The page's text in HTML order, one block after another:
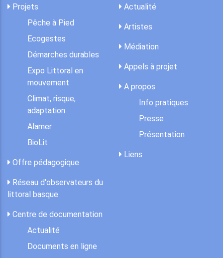
Projets
Pêche à Pied
Ecogestes
Démarches durables
Expo Littoral en
mouvement
Climat, risque,
adaptation
Alamer
BioLit
Offre pédagogique
Réseau d'observateurs du
littoral basque
Centre de documentation
Actualité
Documents en ligne
Actualité
Artistes
Médiation
Appels à projet
A propos
Info pratiques
Presse
Présentation
Liens